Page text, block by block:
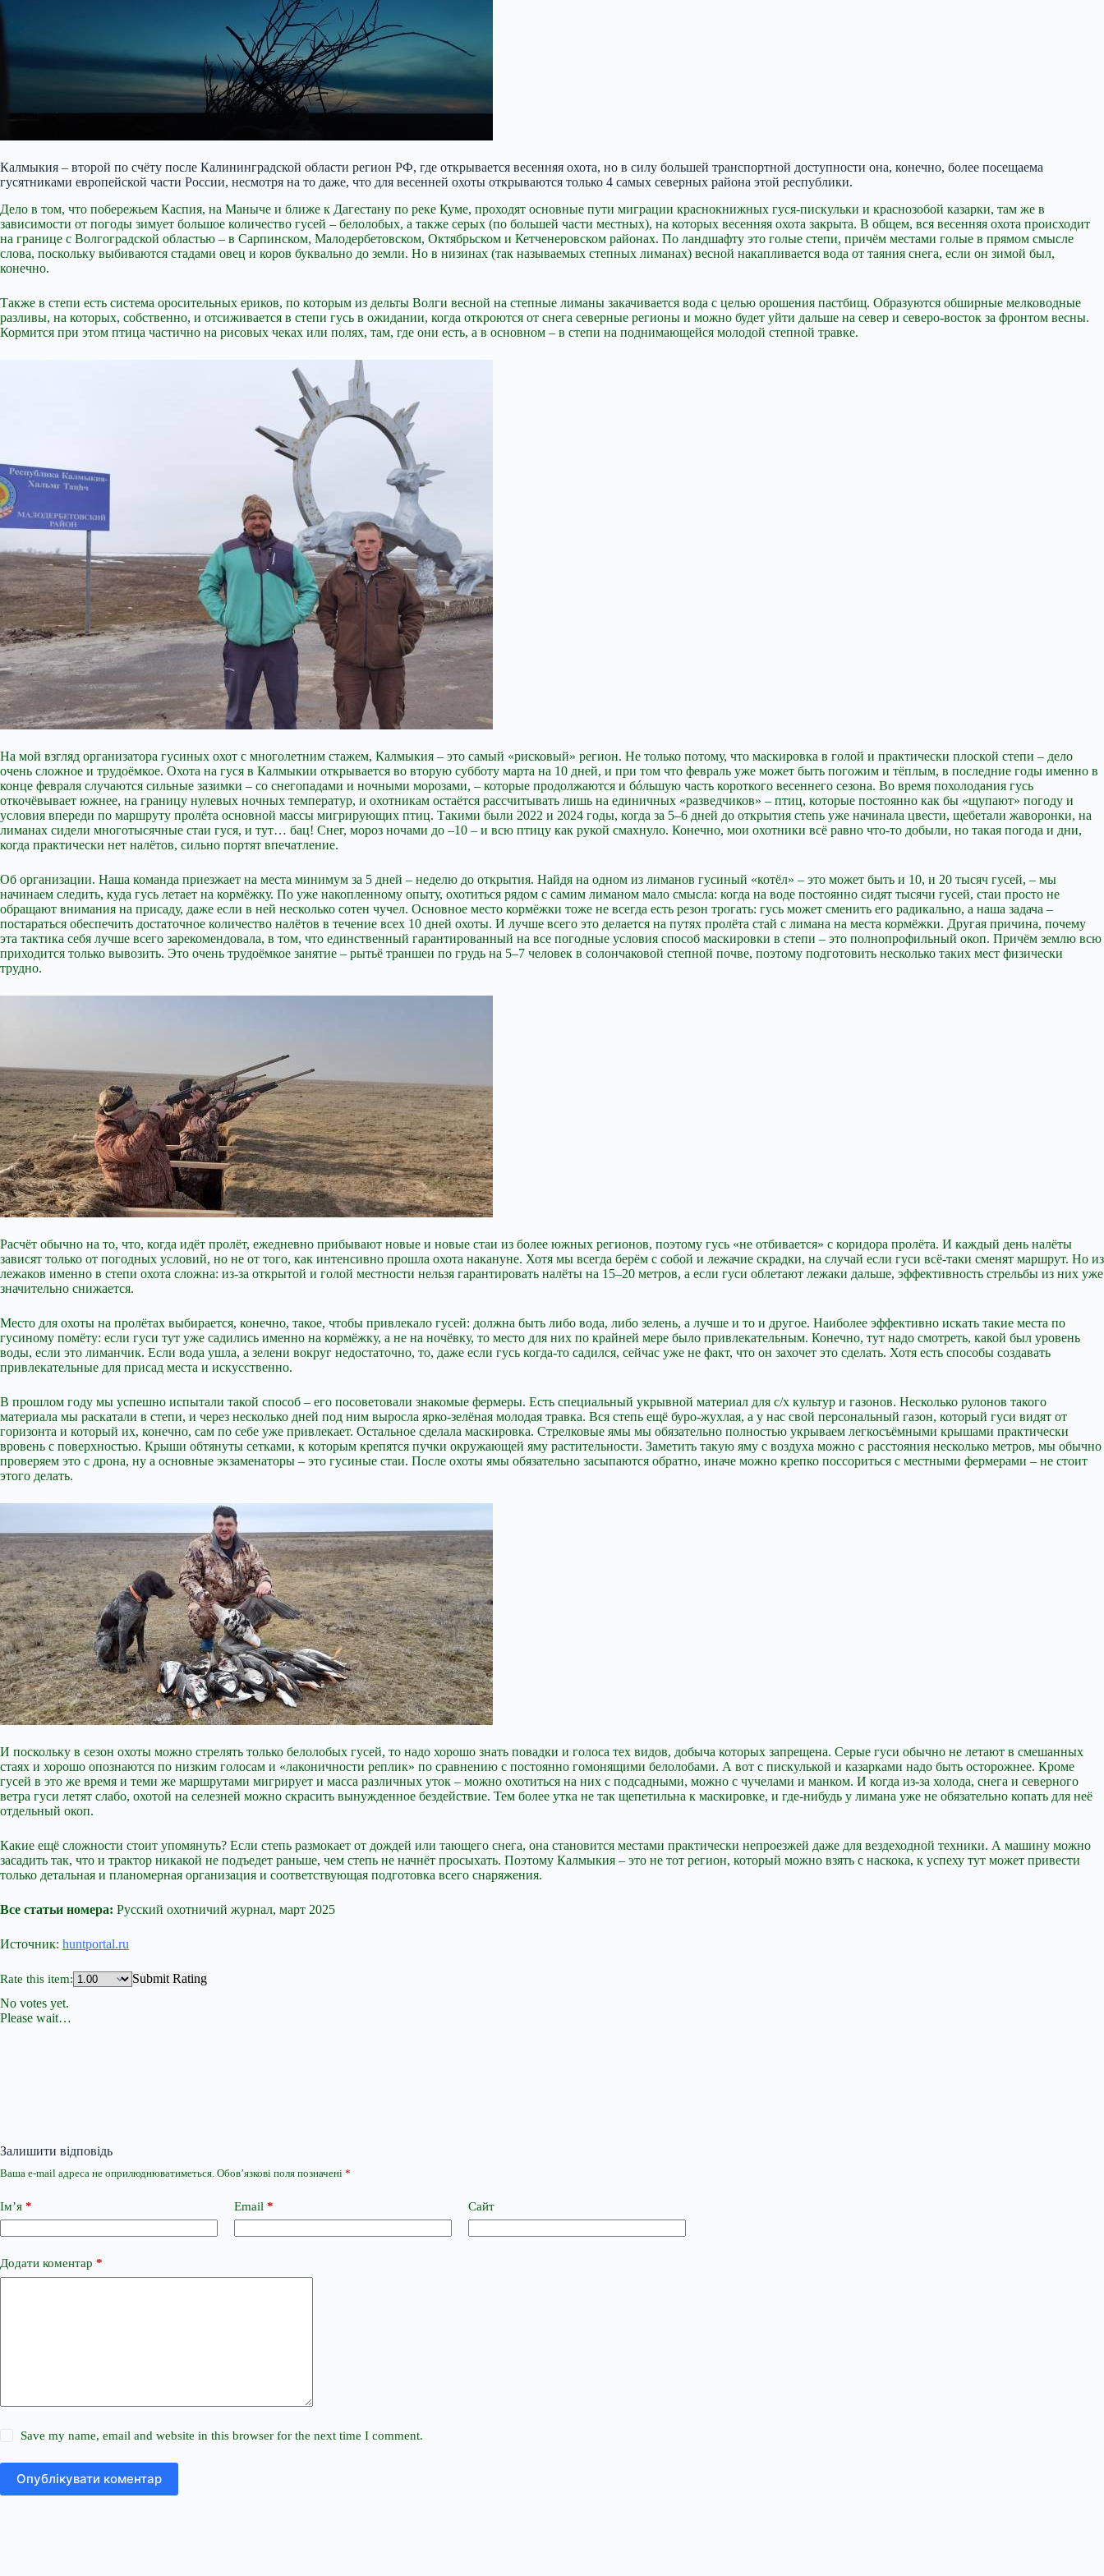
Калмыкия – второй по счёту после Калининградской области регион РФ, где открывается весенняя охота, но в силу большей транспортной доступности она, конечно, более посещаема
гусятниками европейской части России, несмотря на то даже, что для весенней охоты открываются только 4 самых северных района этой республики.
Дело в том, что побережьем Каспия, на Маныче и ближе к Дагестану по реке Куме, проходят основные пути миграции краснокнижных гуся-пискульки и краснозобой казарки, там же в
зависимости от погоды зимует большое количество гусей – белолобых, а также серых (по большей части местных), на которых весенняя охота закрыта. В общем, вся весенняя охота происходит
на границе с Волгоградской областью – в Сарпинском, Малодербетовском, Октябрьском и Кетченеровском районах. По ландшафту это голые степи, причём местами голые в прямом смысле
слова, поскольку выбиваются стадами овец и коров буквально до земли. Но в низинах (так называемых степных лиманах) весной накапливается вода от таяния снега, если он зимой был,
конечно.
Также в степи есть система оросительных ериков, по которым из дельты Волги весной на степные лиманы закачивается вода с целью орошения пастбищ. Образуются обширные мелководные
разливы, на которых, собственно, и отсиживается в степи гусь в ожидании, когда откроются от снега северные регионы и можно будет уйти дальше на север и северо-восток за фронтом весны.
Кормится при этом птица частично на рисовых чеках или полях, там, где они есть, а в основном – в степи на поднимающейся молодой степной травке.
На мой взгляд организатора гусиных охот с многолетним стажем, Калмыкия – это самый «рисковый» регион. Не только потому, что маскировка в голой и практически плоской степи – дело
очень сложное и трудоёмкое. Охота на гуся в Калмыкии открывается во вторую субботу марта на 10 дней, и при том что февраль уже может быть погожим и тёплым, в последние годы именно в
конце февраля случаются сильные зазимки – со снегопадами и ночными морозами, – которые продолжаются и бóльшую часть короткого весеннего сезона. Во время похолодания гусь
откочёвывает южнее, на границу нулевых ночных температур, и охотникам остаётся рассчитывать лишь на единичных «разведчиков» – птиц, которые постоянно как бы «щупают» погоду и
условия впереди по маршруту пролёта основной массы мигрирующих птиц. Такими были 2022 и 2024 годы, когда за 5–6 дней до открытия степь уже начинала цвести, щебетали жаворонки, на
лиманах сидели многотысячные стаи гуся, и тут… бац! Снег, мороз ночами до –10 – и всю птицу как рукой смахнуло. Конечно, мои охотники всё равно что-то добыли, но такая погода и дни,
когда практически нет налётов, сильно портят впечатление.
Об организации. Наша команда приезжает на места минимум за 5 дней – неделю до открытия. Найдя на одном из лиманов гусиный «котёл» – это может быть и 10, и 20 тысяч гусей, – мы
начинаем следить, куда гусь летает на кормёжку. По уже накопленному опыту, охотиться рядом с самим лиманом мало смысла: когда на воде постоянно сидят тысячи гусей, стаи просто не
обращают внимания на присаду, даже если в ней несколько сотен чучел. Основное место кормёжки тоже не всегда есть резон трогать: гусь может сменить его радикально, а наша задача –
постараться обеспечить достаточное количество налётов в течение всех 10 дней охоты. И лучше всего это делается на путях пролёта стай с лимана на места кормёжки. Другая причина, почему
эта тактика себя лучше всего зарекомендовала, в том, что единственный гарантированный на все погодные условия способ маскировки в степи – это полнопрофильный окоп. Причём землю всю
приходится только вывозить. Это очень трудоёмкое занятие – рытьё траншеи по грудь на 5–7 человек в солончаковой степной почве, поэтому подготовить несколько таких мест физически
трудно.
Расчёт обычно на то, что, когда идёт пролёт, ежедневно прибывают новые и новые стаи из более южных регионов, поэтому гусь «не отбивается» с коридора пролёта. И каждый день налёты
зависят только от погодных условий, но не от того, как интенсивно прошла охота накануне. Хотя мы всегда берём с собой и лежачие скрадки, на случай если гуси всё-таки сменят маршрут. Но из
лежаков именно в степи охота сложна: из-за открытой и голой местности нельзя гарантировать налёты на 15–20 метров, а если гуси облетают лежаки дальше, эффективность стрельбы из них уже
значительно снижается.
Место для охоты на пролётах выбирается, конечно, такое, чтобы привлекало гусей: должна быть либо вода, либо зелень, а лучше и то и другое. Наиболее эффективно искать такие места по
гусиному помёту: если гуси тут уже садились именно на кормёжку, а не на ночёвку, то место для них по крайней мере было привлекательным. Конечно, тут надо смотреть, какой был уровень
воды, если это лиманчик. Если вода ушла, а зелени вокруг недостаточно, то, даже если гусь когда-то садился, сейчас уже не факт, что он захочет это сделать. Хотя есть способы создавать
привлекательные для присад места и искусственно.
В прошлом году мы успешно испытали такой способ – его посоветовали знакомые фермеры. Есть специальный укрывной материал для с/х культур и газонов. Несколько рулонов такого
материала мы раскатали в степи, и через несколько дней под ним выросла ярко-зелёная молодая травка. Вся степь ещё буро-жухлая, а у нас свой персональный газон, который гуси видят от
горизонта и который их, конечно, сам по себе уже привлекает. Остальное сделала маскировка. Стрелковые ямы мы обязательно полностью укрываем легкосъёмными крышами практически
вровень с поверхностью. Крыши обтянуты сетками, к которым крепятся пучки окружающей яму растительности. Заметить такую яму с воздуха можно с расстояния несколько метров, мы обычно
проверяем это с дрона, ну а основные экзаменаторы – это гусиные стаи. После охоты ямы обязательно засыпаются обратно, иначе можно крепко поссориться с местными фермерами – не стоит
этого делать.
И поскольку в сезон охоты можно стрелять только белолобых гусей, то надо хорошо знать повадки и голоса тех видов, добыча которых запрещена. Серые гуси обычно не летают в смешанных
стаях и хорошо опознаются по низким голосам и «лаконичности реплик» по сравнению с постоянно гомонящими белолобами. А вот с пискулькой и казарками надо быть осторожнее. Кроме
гусей в это же время и теми же маршрутами мигрирует и масса различных уток – можно охотиться на них с подсадными, можно с чучелами и манком. И когда из-за холода, снега и северного
ветра гуси летят слабо, охотой на селезней можно скрасить вынужденное бездействие. Тем более утка не так щепетильна к маскировке, и где-нибудь у лимана уже не обязательно копать для неё
отдельный окоп.
Какие ещё сложности стоит упомянуть? Если степь размокает от дождей или тающего снега, она становится местами практически непроезжей даже для вездеходной техники. А машину можно
засадить так, что и трактор никакой не подъедет раньше, чем степь не начнёт просыхать. Поэтому Калмыкия – это не тот регион, который можно взять с наскока, к успеху тут может привести
только детальная и планомерная организация и соответствующая подготовка всего снаряжения.
Все статьи номера: Русский охотничий журнал, март 2025
Источник: huntportal.ru
Rate this item:
Submit Rating
No votes yet.
Please wait…
Залишити відповідь
Ваша e-mail адреса не оприлюднюватиметься. Обов’язкові поля позначені *
Ім’я * Email * Сайт
Додати коментар *
Save my name, email and website in this browser for the next time I comment.
Опублікувати коментар